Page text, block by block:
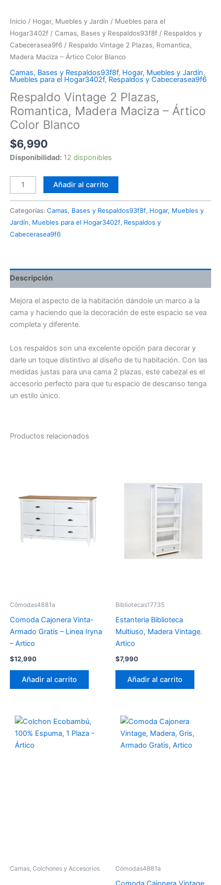
Inicio / Hogar, Muebles y Jardín / Muebles para el
Hogar3402f / Camas, Bases y Respaldos93f8f / Respaldos y
Cabecerasea9f6 / Respaldo Vintage 2 Plazas, Romantica,
Madera Maciza – Ártico Color Blanco
Camas, Bases y Respaldos93f8f, Hogar, Muebles y Jardín,
Muebles para el Hogar3402f, Respaldos y Cabecerasea9f6
Respaldo Vintage 2 Plazas,
Romantica, Madera Maciza – Ártico
Color Blanco
$6,990
Disponibilidad: 12 disponibles
Añadir al carrito
Categorías: Camas, Bases y Respaldos93f8f, Hogar, Muebles y
Jardín, Muebles para el Hogar3402f, Respaldos y
Cabecerasea9f6
Descripción
Mejora el aspecto de la habitación dándole un marco a la
cama y haciendo que la decoración de este espacio se vea
completa y diferente.
Los respaldos son una excelente opción para decorar y
darle un toque distintivo al diseño de tu habitación. Con las
medidas justas para una cama 2 plazas, este cabezal es el
accesorio perfecto para que tu espacio de descanso tenga
un estilo único.
Productos relacionados
Cómodas4881a
Comoda Cajonera Vinta-
Armado Gratis – Linea Iryna
– Artico
$12,990
Añadir al carrito
Bibliotecas17735
Estanteria Biblioteca
Multiuso, Madera Vintage.
Artico
$7,990
Añadir al carrito
Camas, Colchones y Accesorios Cómodas4881a